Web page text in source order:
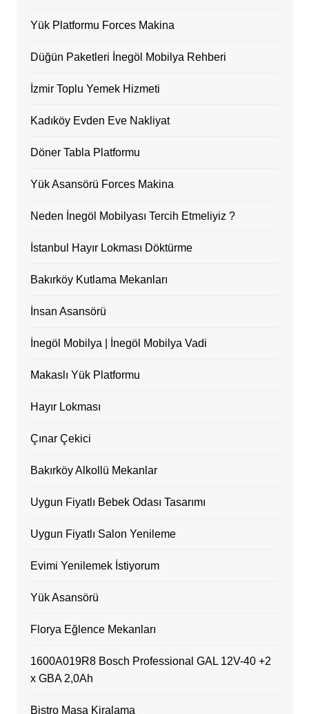
Yük Platformu Forces Makina
Düğün Paketleri İnegöl Mobilya Rehberi
İzmir Toplu Yemek Hizmeti
Kadıköy Evden Eve Nakliyat
Döner Tabla Platformu
Yük Asansörü Forces Makina
Neden İnegöl Mobilyası Tercih Etmeliyiz ?
İstanbul Hayır Lokması Döktürme
Bakırköy Kutlama Mekanları
İnsan Asansörü
İnegöl Mobilya | İnegöl Mobilya Vadi
Makaslı Yük Platformu
Hayır Lokması
Çınar Çekici
Bakırköy Alkollü Mekanlar
Uygun Fiyatlı Bebek Odası Tasarımı
Uygun Fiyatlı Salon Yenileme
Evimi Yenilemek İstiyorum
Yük Asansörü
Florya Eğlence Mekanları
1600A019R8 Bosch Professional GAL 12V-40 +2
x GBA 2,0Ah
Bistro Masa Kiralama